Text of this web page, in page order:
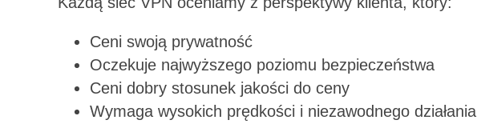
Ceni swoją prywatność
Oczekuje najwyższego poziomu bezpieczeństwa
Ceni dobry stosunek jakości do ceny
Wymaga wysokich prędkości i niezawodnego działania